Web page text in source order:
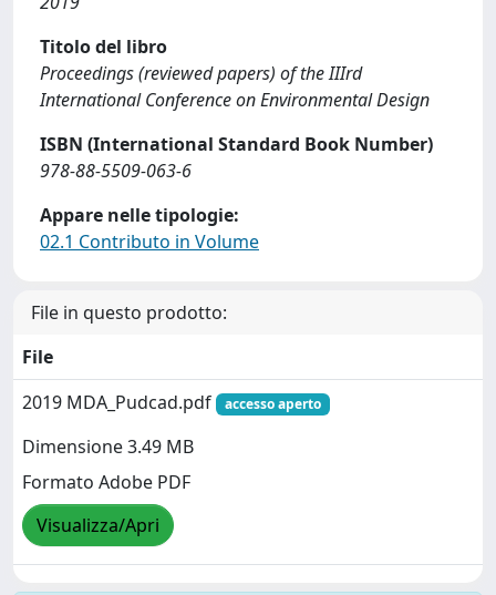
Titolo del libro
Proceedings (reviewed papers) of the IIIrd
International Conference on Environmental Design
ISBN (International Standard Book Number)
978-88-5509-063-6
Appare nelle tipologie:
02.1 Contributo in Volume
File in questo prodotto:
File
2019 MDA_Pudcad.pdf
accesso aperto
Dimensione 3.49 MB
Formato Adobe PDF
Visualizza/Apri